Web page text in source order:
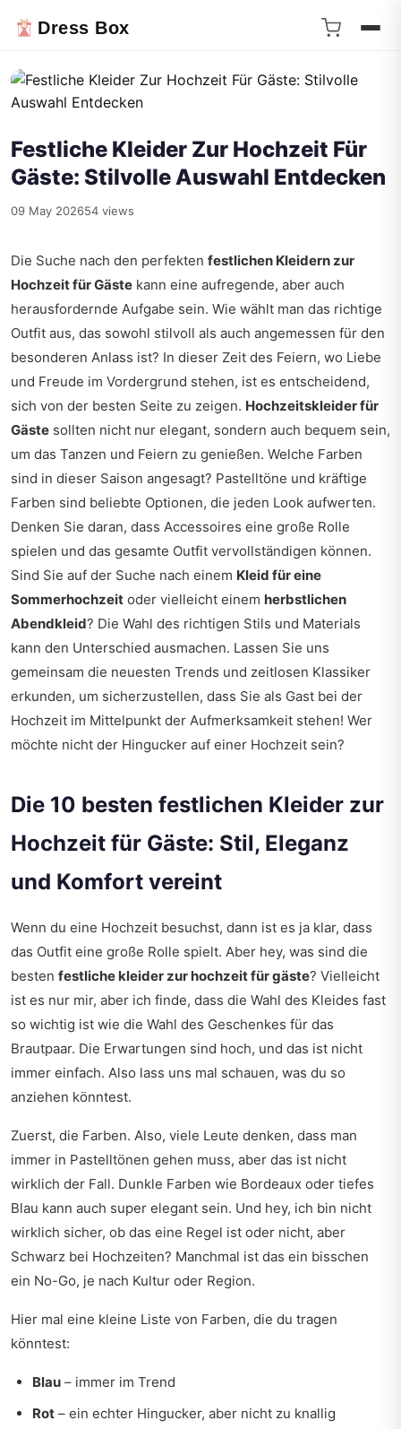
Dress Box
Festliche Kleider Zur Hochzeit Für
Gäste: Stilvolle Auswahl Entdecken
09 May 202654 views
Die Suche nach den perfekten festlichen Kleidern zur
Hochzeit für Gäste kann eine aufregende, aber auch
herausfordernde Aufgabe sein. Wie wählt man das richtige
Outfit aus, das sowohl stilvoll als auch angemessen für den
besonderen Anlass ist? In dieser Zeit des Feiern, wo Liebe
und Freude im Vordergrund stehen, ist es entscheidend,
sich von der besten Seite zu zeigen. Hochzeitskleider für
Gäste sollten nicht nur elegant, sondern auch bequem sein,
um das Tanzen und Feiern zu genießen. Welche Farben
sind in dieser Saison angesagt? Pastelltöne und kräftige
Farben sind beliebte Optionen, die jeden Look aufwerten.
Denken Sie daran, dass Accessoires eine große Rolle
spielen und das gesamte Outfit vervollständigen können.
Sind Sie auf der Suche nach einem Kleid für eine
Sommerhochzeit oder vielleicht einem herbstlichen
Abendkleid? Die Wahl des richtigen Stils und Materials
kann den Unterschied ausmachen. Lassen Sie uns
gemeinsam die neuesten Trends und zeitlosen Klassiker
erkunden, um sicherzustellen, dass Sie als Gast bei der
Hochzeit im Mittelpunkt der Aufmerksamkeit stehen! Wer
möchte nicht der Hingucker auf einer Hochzeit sein?
Die 10 besten festlichen Kleider zur
Hochzeit für Gäste: Stil, Eleganz
und Komfort vereint
Wenn du eine Hochzeit besuchst, dann ist es ja klar, dass
das Outfit eine große Rolle spielt. Aber hey, was sind die
besten festliche kleider zur hochzeit für gäste? Vielleicht
ist es nur mir, aber ich finde, dass die Wahl des Kleides fast
so wichtig ist wie die Wahl des Geschenkes für das
Brautpaar. Die Erwartungen sind hoch, und das ist nicht
immer einfach. Also lass uns mal schauen, was du so
anziehen könntest.
Zuerst, die Farben. Also, viele Leute denken, dass man
immer in Pastelltönen gehen muss, aber das ist nicht
wirklich der Fall. Dunkle Farben wie Bordeaux oder tiefes
Blau kann auch super elegant sein. Und hey, ich bin nicht
wirklich sicher, ob das eine Regel ist oder nicht, aber
Schwarz bei Hochzeiten? Manchmal ist das ein bisschen
ein No-Go, je nach Kultur oder Region.
Hier mal eine kleine Liste von Farben, die du tragen
könntest:
Blau – immer im Trend
Rot – ein echter Hingucker, aber nicht zu knallig